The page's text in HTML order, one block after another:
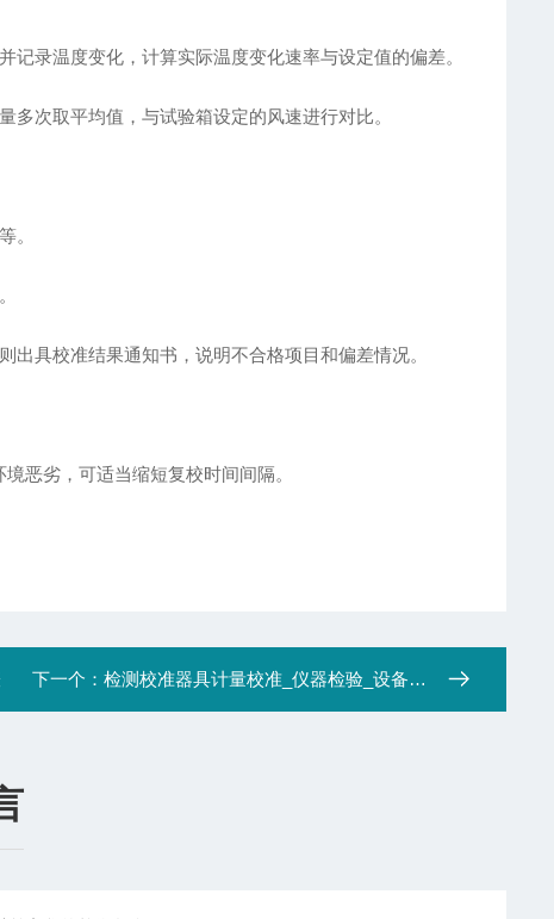
录温度变化，计算实际温度变化速率与设定值的偏差。
次取平均值，与试验箱设定的风速进行对比。
。
具校准结果通知书，说明不合格项目和偏差情况。
恶劣，可适当缩短复校时间间隔。
下一个： 检测校准器具计量校准_仪器检验_设备检定检测机构